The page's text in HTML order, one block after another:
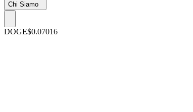
Chi Siamo
DOGE$0.07016